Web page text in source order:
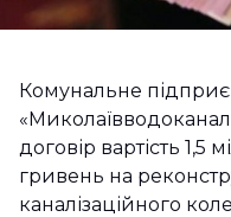
Комунальне
договір вартість
гривень на
каналізаційного